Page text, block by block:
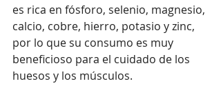
es rica en fósforo, selenio, magnesio,
calcio, cobre, hierro, potasio y zinc,
por lo que su consumo es muy
beneficioso para el cuidado de los
huesos y los músculos.